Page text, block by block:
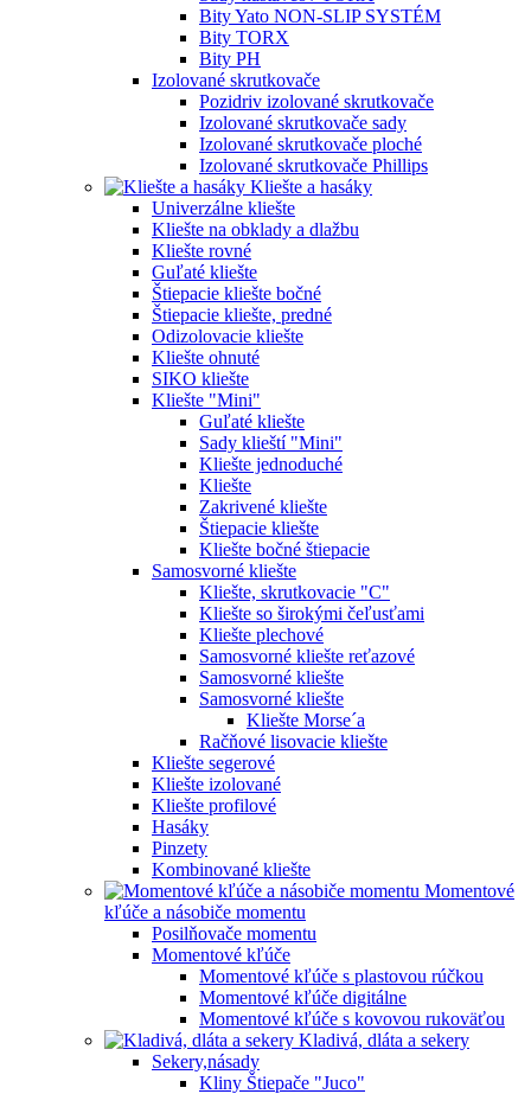
Bity Yato NON-SLIP SYSTÉM
Bity TORX
Bity PH
Izolované skrutkovače
Pozidriv izolované skrutkovače
Izolované skrutkovače sady
Izolované skrutkovače ploché
Izolované skrutkovače Phillips
Kliešte a hasáky
Univerzálne kliešte
Kliešte na obklady a dlažbu
Kliešte rovné
Guľaté kliešte
Štiepacie kliešte bočné
Štiepacie kliešte, predné
Odizolovacie kliešte
Kliešte ohnuté
SIKO kliešte
Kliešte "Mini"
Guľaté kliešte
Sady klieští "Mini"
Kliešte jednoduché
Kliešte
Zakrivené kliešte
Štiepacie kliešte
Kliešte bočné štiepacie
Samosvorné kliešte
Kliešte, skrutkovacie "C"
Kliešte so širokými čeľusťami
Kliešte plechové
Samosvorné kliešte reťazové
Samosvorné kliešte
Samosvorné kliešte
Kliešte Morse´a
Račňové lisovacie kliešte
Kliešte segerové
Kliešte izolované
Kliešte profilové
Hasáky
Pinzety
Kombinované kliešte
Momentové
kľúče a násobiče momentu
Posilňovače momentu
Momentové kľúče
Momentové kľúče s plastovou rúčkou
Momentové kľúče digitálne
Momentové kľúče s kovovou rukoväťou
Kladivá, dláta a sekery
Sekery,násady
Kliny Štiepače "Juco"